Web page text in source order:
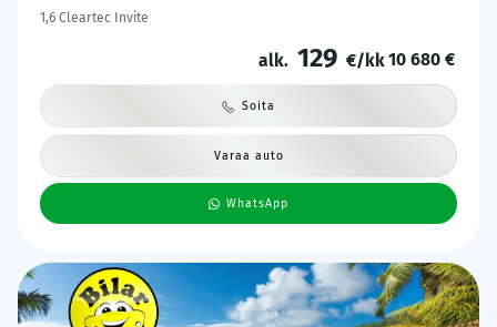
1,6 Cleartec Invite
alk. 129 €/kk10 680 €
Soita
Varaa auto
WhatsApp